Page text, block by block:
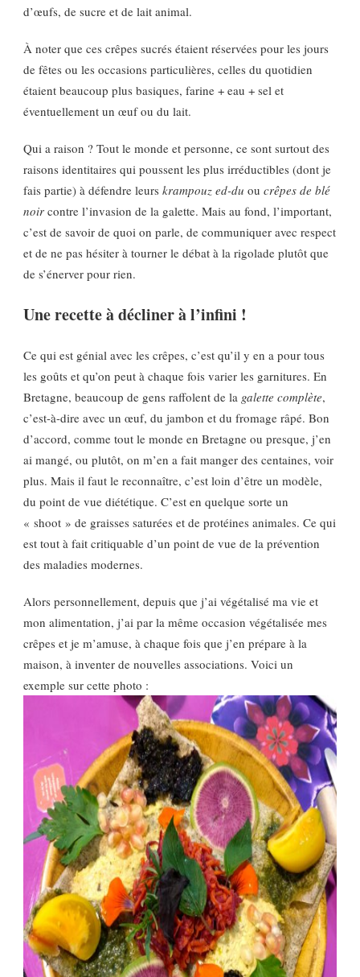
d’œufs, de sucre et de lait animal.
À noter que ces crêpes sucrés étaient réservées pour les jours
de fêtes ou les occasions particulières, celles du quotidien
étaient beaucoup plus basiques, farine + eau + sel et
éventuellement un œuf ou du lait.
Qui a raison ? Tout le monde et personne, ce sont surtout des
raisons identitaires qui poussent les plus irréductibles (dont je
fais partie) à défendre leurs krampouz ed-du ou crêpes de blé
noir contre l’invasion de la galette. Mais au fond, l’important,
c’est de savoir de quoi on parle, de communiquer avec respect
et de ne pas hésiter à tourner le débat à la rigolade plutôt que
de s’énerver pour rien.
Une recette à décliner à l’infini !
Ce qui est génial avec les crêpes, c’est qu’il y en a pour tous
les goûts et qu’on peut à chaque fois varier les garnitures. En
Bretagne, beaucoup de gens raffolent de la galette complète,
c’est-à-dire avec un œuf, du jambon et du fromage râpé. Bon
d’accord, comme tout le monde en Bretagne ou presque, j’en
ai mangé, ou plutôt, on m’en a fait manger des centaines, voir
plus. Mais il faut le reconnaître, c’est loin d’être un modèle,
du point de vue diététique. C’est en quelque sorte un
« shoot » de graisses saturées et de protéines animales. Ce qui
est tout à fait critiquable d’un point de vue de la prévention
des maladies modernes.
Alors personnellement, depuis que j’ai végétalisé ma vie et
mon alimentation, j’ai par la même occasion végétalisée mes
crêpes et je m’amuse, à chaque fois que j’en prépare à la
maison, à inventer de nouvelles associations. Voici un
exemple sur cette photo :